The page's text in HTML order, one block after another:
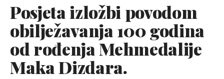
Posjeta izložbi povodom
obilježavanja 100 godina
od rođenja Mehmedalije
Maka Dizdara.